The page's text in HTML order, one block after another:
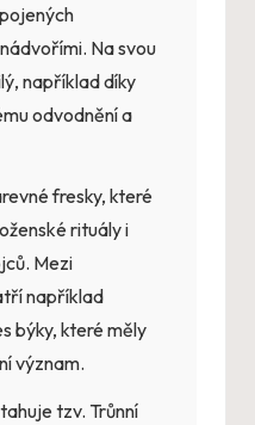
Na svou
například díky
odvodnění a
fresky, které
rituály i
Mezi
například
býky, které měly
význam.
tzv. Trůnní